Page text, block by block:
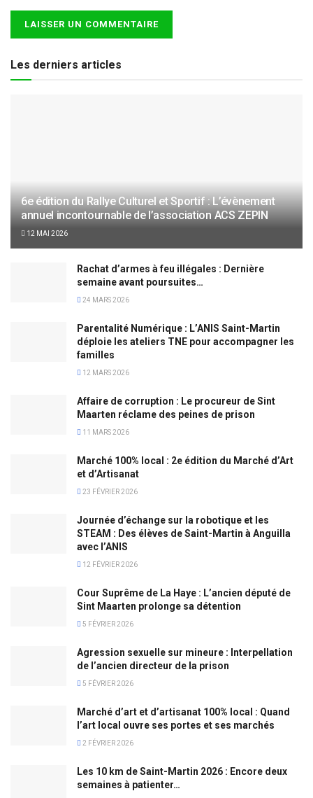
Les derniers articles
6e édition du Rallye Culturel et Sportif : L’évènement
annuel incontournable de l’association ACS ZEPIN
12 MAI 2026
Rachat d’armes à feu illégales : Dernière
semaine avant poursuites…
24 MARS 2026
Parentalité Numérique : L’ANIS Saint-Martin
déploie les ateliers TNE pour accompagner les
familles
12 MARS 2026
Affaire de corruption : Le procureur de Sint
Maarten réclame des peines de prison
11 MARS 2026
Marché 100% local : 2e édition du Marché d’Art
et d’Artisanat
23 FÉVRIER 2026
Journée d’échange sur la robotique et les
STEAM : Des élèves de Saint-Martin à Anguilla
avec l’ANIS
12 FÉVRIER 2026
Cour Suprême de La Haye : L’ancien député de
Sint Maarten prolonge sa détention
5 FÉVRIER 2026
Agression sexuelle sur mineure : Interpellation
de l’ancien directeur de la prison
5 FÉVRIER 2026
Marché d’art et d’artisanat 100% local : Quand
l’art local ouvre ses portes et ses marchés
2 FÉVRIER 2026
Les 10 km de Saint-Martin 2026 : Encore deux
semaines à patienter…